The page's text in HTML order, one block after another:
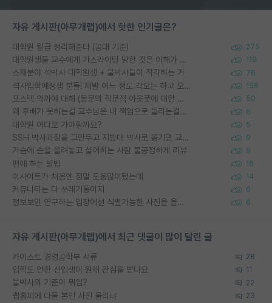
자유 게시판(아무개랩)에서 핫한 인기글은?
대학원 월급 정리해준다 (공대 기준) 275
대학원생들 교수에게 가스라이팅 당한 것은 이해가 갑니다. 안타깝네요. 119
소재분야 석박사 대학원생 + 물박사들이 착각하는 거 76
석사입학예정생 분들! 제발 어느 정도 각오는 하고 오세요. 156
포스텍 억까에 대해 (동문의 학문적 아웃풋에 대한 반박) 50
왜 후배가 못하는걸 교수님은 내 책임으로 돌리는걸까요? 6
대학원 어디로 가야할까요? 5
SSH 박사과정을 그만두고 지방대 박사로 옮기면 교수의 꿈은 끝일까요? 9
가슴에 손을 올려놓고 싫어하는 사람 불공정하게 리뷰 9
편애 하는 방법 16
이사이트가 처음엔 정말 도움많이됐는데 14
커뮤니티는 다 쓰레기통이지 6
정보보안 연구하는 입장에선 식별가능한 사진을 올리는건 비추이긴함 6
자유 게시판(아무개랩)에서 최근 댓글이 많이 달린 글
카이스트 경영공학부 서류 28
입학도 안한 신입생이 원래 관심을 받나요 11
물박사의 기준이 뭐임? 22
랩홈피에 다들 본인 사진 올리냐 23